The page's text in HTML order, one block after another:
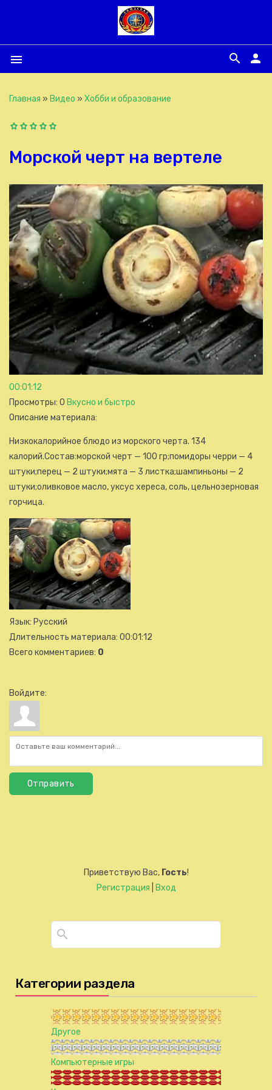
menu person
search
Главная » Видео » Хобби и образование
Морской черт на вертеле
00:01:12
Просмотры: 0 Вкусно и быстро
Описание материала:
Низкокалорийное блюдо из морского черта. 134
калорий.Состав:морской черт — 100 гр;помидоры черри — 4
штуки;перец — 2 штуки;мята — 3 листка;шампиньоны — 2
штуки;оливковое масло, уксус хереса, соль, цельнозерновая
горчица.
Язык: Русский
Длительность материала: 00:01:12
Всего комментариев: 0
Войдите:
Отправить
Приветствую Вас, Гость!
Регистрация
Вход
Категории раздела
Другое
Компьютерные игры